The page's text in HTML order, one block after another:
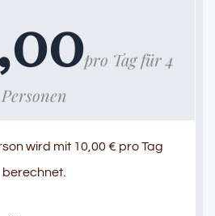
pro Tag für 4
Personen
wird mit 10,00 € pro Tag
berechnet.